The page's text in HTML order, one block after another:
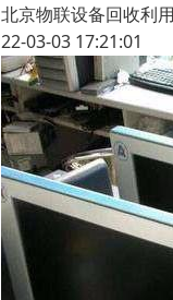
北京物联设备回收利
22-03-03 17:21:01